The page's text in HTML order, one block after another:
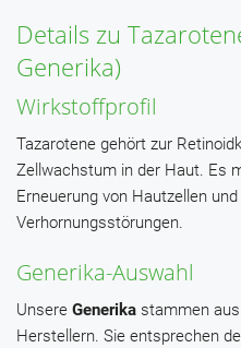
Details zu
Generika)
Wirkstoffprofil
Tazarotene gehört zur
Zellwachstum in der Haut. Es
Erneuerung von Hautzellen
Verhornungsstörungen.
Generika-Auswahl
Unsere Generika stammen
Herstellern. Sie entsprechen